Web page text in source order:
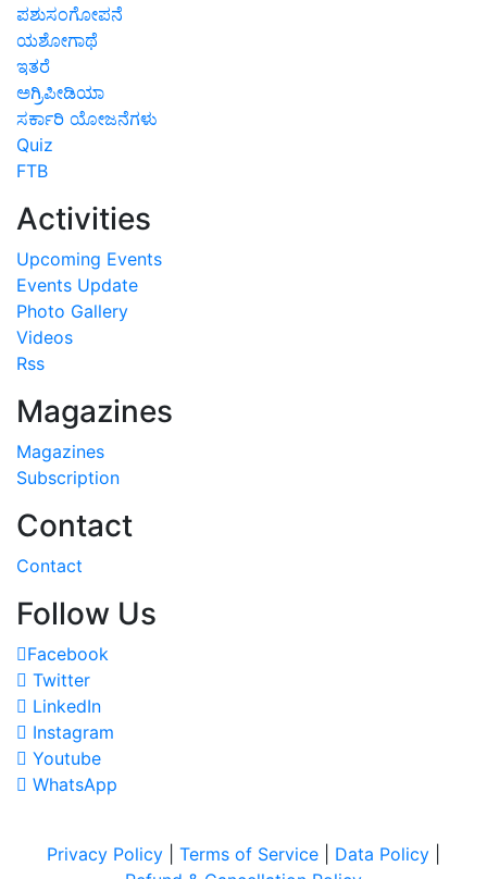
ಪಶುಸಂಗೋಪನೆ
ಯಶೋಗಾಥೆ
ಇತರೆ
ಅಗ್ರಿಪೀಡಿಯಾ
ಸರ್ಕಾರಿ ಯೋಜನೆಗಳು
Quiz
FTB
Activities
Upcoming Events
Events Update
Photo Gallery
Videos
Rss
Magazines
Magazines
Subscription
Contact
Contact
Follow Us
Facebook
Twitter
LinkedIn
Instagram
Youtube
WhatsApp
Privacy Policy Terms of Service Data Policy